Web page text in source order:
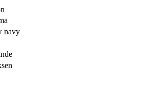
navy